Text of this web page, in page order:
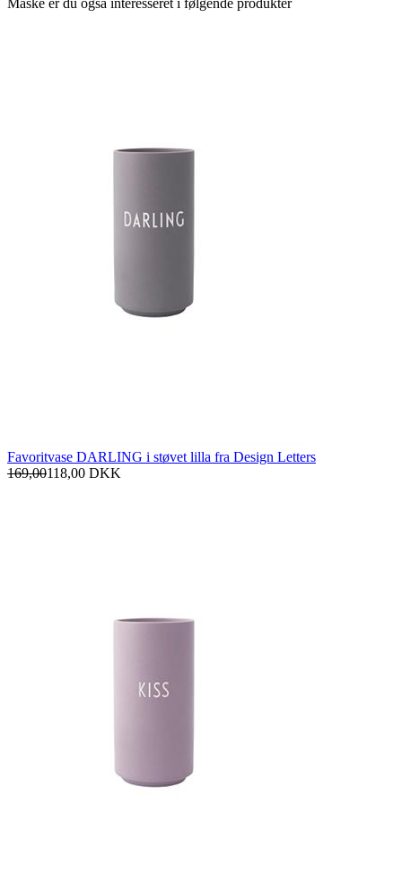
Måske er du også interesseret i følgende produkter
Favoritvase DARLING i støvet lilla fra Design Letters
169,00118,00 DKK